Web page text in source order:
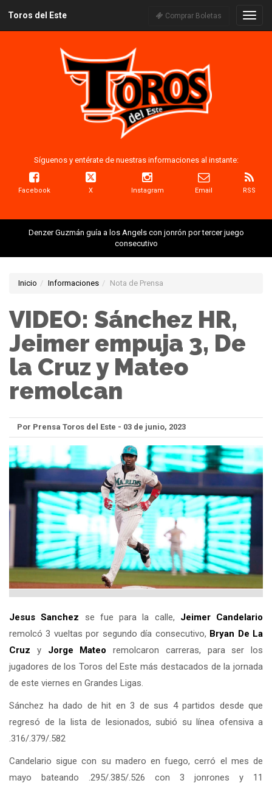
Toros del Este Comprar Boletas
Síguenos y entérate de nuestras informaciones al instante:
Facebook X Instagram Email RSS
Denzer Guzmán guía a los Angels con jonrón por tercer juego
consecutivo
Inicio Informaciones Nota de Prensa
VIDEO: Sánchez HR,
Jeimer empuja 3, De
la Cruz y Mateo
remolcan
Por Prensa Toros del Este - 03 de junio, 2023
Jesus Sanchez se fue para la calle, Jeimer Candelario
remolcó 3 vueltas por segundo día consecutivo, Bryan De La
Cruz y Jorge Mateo remolcaron carreras, para ser los
jugadores de los Toros del Este más destacados de la jornada
de este viernes en Grandes Ligas.
Sánchez ha dado de hit en 3 de sus 4 partidos desde que
regresó de la lista de lesionados, subió su línea ofensiva a
.316/.379/.582
Candelario sigue con su madero en fuego, cerró el mes de
mayo bateando .295/.385/.526 con 3 jonrones y 11